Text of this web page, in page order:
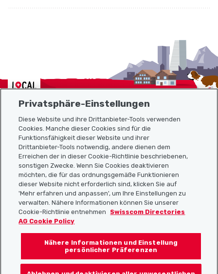
Localcities
Sitemap
Nützliche Links
Localcities App herunterladen
Folgt uns auf:
Privatsphäre-Einstellungen
Diese Website und ihre Drittanbieter-Tools verwenden
Cookies. Manche dieser Cookies sind für die
Funktionsfähigkeit dieser Website und ihrer
Drittanbieter-Tools notwendig, andere dienen dem
Erreichen der in dieser Cookie-Richtlinie beschriebenen,
sonstigen Zwecke. Wenn Sie Cookies deaktivieren
möchten, die für das ordnungsgemäße Funktionieren
dieser Website nicht erforderlich sind, klicken Sie auf
'Mehr erfahren und anpassen', um Ihre Einstellungen zu
verwalten. Nähere Informationen können Sie unserer
Cookie-Richtlinie entnehmen
Swisscom Directories
AG Cookie Policy
Nähere Informationen und Einstellung
persönlicher Präferenzen